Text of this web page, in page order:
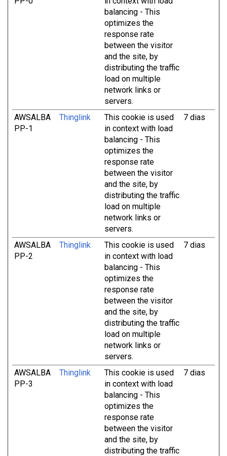
balancing - This
optimizes the
response rate
between the visitor
and the site, by
distributing the traffic
load on multiple
network links or
servers.
AWSALBA
PP-1
Thinglink
This cookie is used
in context with load
balancing - This
optimizes the
response rate
between the visitor
and the site, by
distributing the traffic
load on multiple
network links or
servers.
7 dias
AWSALBA
PP-2
Thinglink
This cookie is used
in context with load
balancing - This
optimizes the
response rate
between the visitor
and the site, by
distributing the traffic
load on multiple
network links or
servers.
7 dias
AWSALBA
PP-3
Thinglink
This cookie is used
in context with load
balancing - This
optimizes the
response rate
between the visitor
and the site, by
distributing the traffic
7 dias